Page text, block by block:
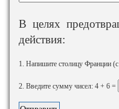
В целях
действия:
1. Напишите столицу Франции
2. Введите сумму чисел: 4 + 6 =